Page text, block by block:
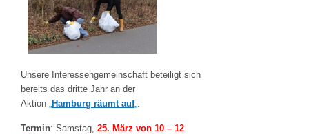
Unsere Interessengemeinschaft beteiligt sich
bereits das dritte Jahr an der
Aktion Hamburg räumt auf„
Termin: Samstag, 25. März von 10 – 12